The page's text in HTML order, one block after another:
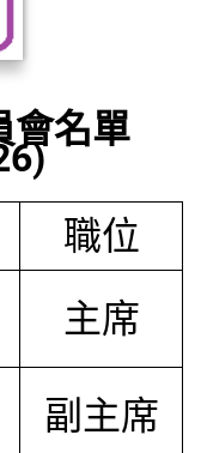
會名單
職位
主席
副主席